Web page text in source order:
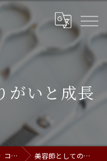
がいと成長
コラム 美容師としてのやりがいと成長